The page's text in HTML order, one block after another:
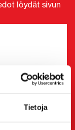
Tietoja
löydät sivun